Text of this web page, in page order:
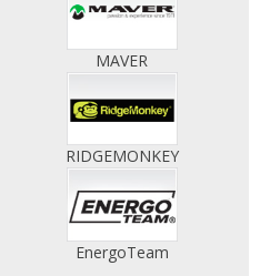
MAVER
RIDGEMONKEY
EnergoTeam